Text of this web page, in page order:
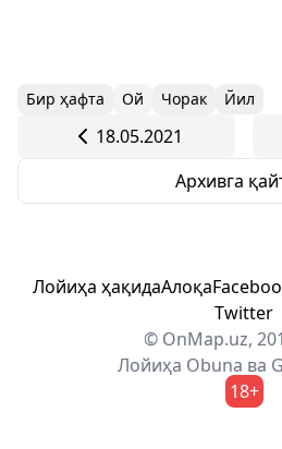
Бир ҳафта Ой Чорак Йил
18.05.2021
Архивга
Лойиҳа ҳақидаАлоқа
Twitter
© OnMap.uz,
Лойиҳа Obuna ва
18+